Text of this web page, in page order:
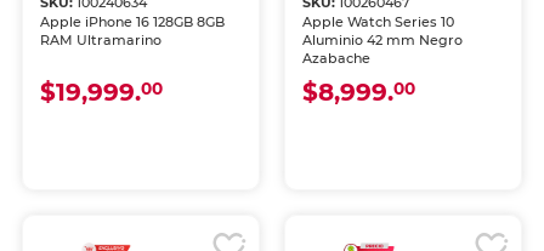
Apple iPhone 16 128GB 8GB
RAM Ultramarino
$19,999.00
Apple Watch Series 10
Aluminio 42 mm Negro
Azabache
$8,999.00